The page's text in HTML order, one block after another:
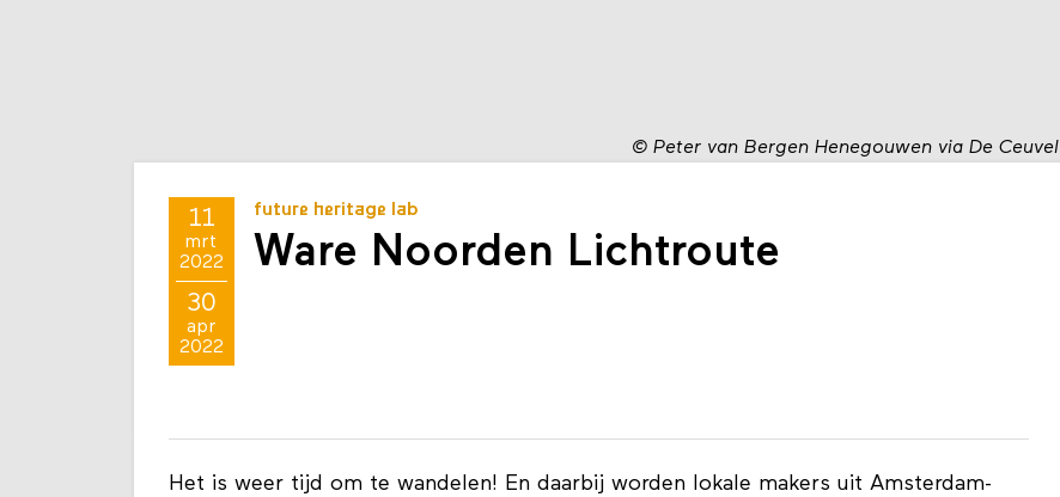
©Peter van Bergen Henegouwen via De Ceuvel
11
mrt
2022
30
apr
2022
future heritage lab
Ware Noorden Lichtroute
Het is weer tijd om te wandelen! En daarbij worden lokale makers uit Amsterdam-